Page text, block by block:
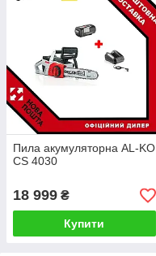
Пила акумуляторна AL-KO
CS 4030
18 999 ₴
Купити